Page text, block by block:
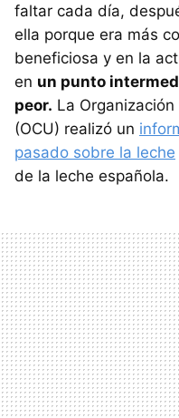
faltar cada día,
ella porque era más
beneficiosa y en la
en un punto
peor. La
(OCU) realizó un
pasado sobre la leche
de la leche española.